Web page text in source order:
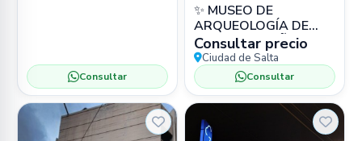
Consultar
✨ MUSEO DE
ARQUEOLOGÍA DE
ALTA MONTAÑA
(MAAM) 📍 Bartolomé
Mitre 77, Salta 🏛️
Museo
Consultar precio
Ciudad de Salta
Consultar